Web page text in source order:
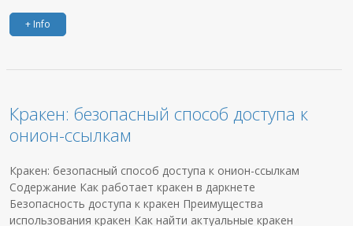
+ Info
Кракен: безопасный способ доступа к
онион-ссылкам
Кракен: безопасный способ доступа к онион-ссылкам
Содержание Как работает кракен в даркнете
Безопасность доступа к кракен Преимущества
использования кракен Как найти актуальные кракен